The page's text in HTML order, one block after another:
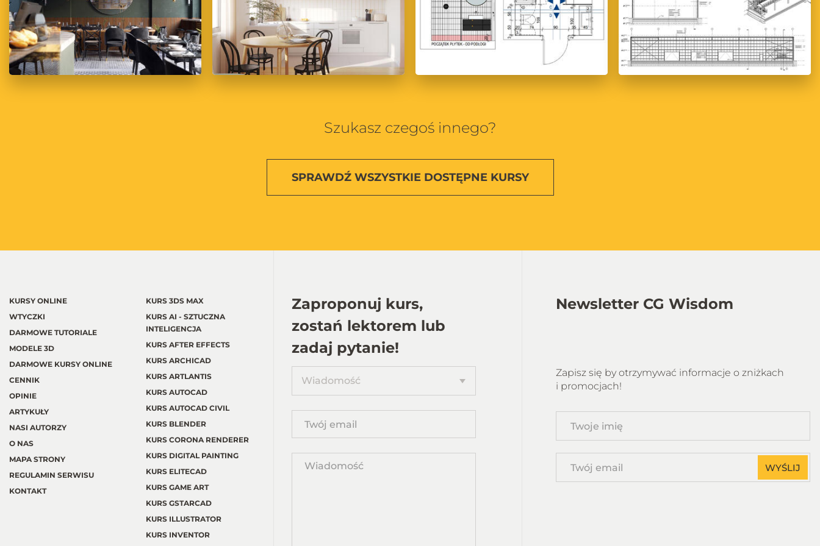
Szukasz czegoś innego?
SPRAWDŹ WSZYSTKIEDOSTĘPNE KURSY
KURSY ONLINE
WTYCZKI
DARMOWE TUTORIALE
MODELE 3D
DARMOWE KURSY ONLINE
CENNIK
OPINIE
ARTYKUŁY
NASI AUTORZY
O NAS
MAPA STRONY
REGULAMIN SERWISU
KONTAKT
KURS 3DS MAX
KURS AI - SZTUCZNA
INTELIGENCJA
KURS AFTER EFFECTS
KURS ARCHICAD
KURS ARTLANTIS
KURS AUTOCAD
KURS AUTOCAD CIVIL
KURS BLENDER
KURS CORONA RENDERER
KURS DIGITAL PAINTING
KURS ELITECAD
KURS GAME ART
KURS GSTARCAD
KURS ILLUSTRATOR
KURS INVENTOR
Zaproponuj kurs,
zostań lektorem lub
zadaj pytanie!
kurs
Wiadomość
email
Wpisz
propozycję
Newsletter CG Wisdom
Zapisz się by otrzymywać informacje o zniżkach
i promocjach!
imię
email
WYŚLIJ